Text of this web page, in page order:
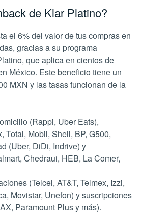
de Klar Platino?
el 6% del valor de tus compras en
gracias a su programa
que aplica en cientos de
México. Este beneficio tiene un
MXN y las tasas funcionan de la
(Rappi, Uber Eats),
Total, Mobil, Shell, BP, G500,
(Uber, DiDi, Indrive) y
Chedraui, HEB, La Comer,
(Telcel, AT&T, Telmex, Izzi,
Movistar, Unefon) y suscripciones
Paramount Plus y más).